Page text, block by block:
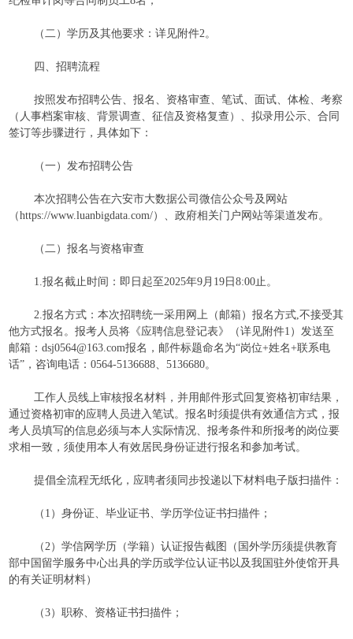
（二）学历及其他要求：详见附件2。
四、招聘流程
按照发布招聘公告、报名、资格审查、笔试、面试、体检、考察
（人事档案审核、背景调查、征信及资格复查）、拟录用公示、合同
签订等步骤进行，具体如下：
（一）发布招聘公告
本次招聘公告在六安市大数据公司微信公众号及网站
（https://www.luanbigdata.com/）、政府相关门户网站等渠道发布。
（二）报名与资格审查
1.报名截止时间：即日起至2025年9月19日8:00止。
2.报名方式：本次招聘统一采用网上（邮箱）报名方式,不接受其
他方式报名。报考人员将《应聘信息登记表》（详见附件1）发送至
邮箱：dsj0564@163.com报名，邮件标题命名为“岗位+姓名+联系电
话”，咨询电话：0564-5136688、5136680。
工作人员线上审核报名材料，并用邮件形式回复资格初审结果，
通过资格初审的应聘人员进入笔试。报名时须提供有效通信方式，报
考人员填写的信息必须与本人实际情况、报考条件和所报考的岗位要
求相一致，须使用本人有效居民身份证进行报名和参加考试。
提倡全流程无纸化，应聘者须同步投递以下材料电子版扫描件：
（1）身份证、毕业证书、学历学位证书扫描件；
（2）学信网学历（学籍）认证报告截图（国外学历须提供教育
部中国留学服务中心出具的学历或学位认证书以及我国驻外使馆开具
的有关证明材料）
（3）职称、资格证书扫描件；